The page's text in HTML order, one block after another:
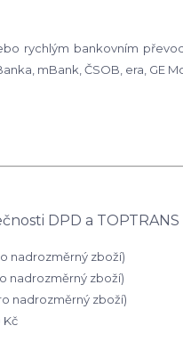
rychlým bankovním
mBank, ČSOB, era, GE
DPD a TOPTRANS
nadrozměrný zboží)
nadrozměrný zboží)
nadrozměrný zboží)
Kč